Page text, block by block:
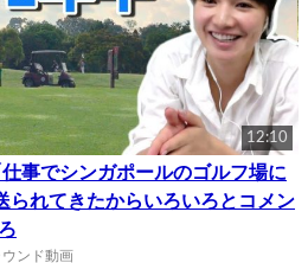
12:10
事でシンガポールのゴルフ場に
られてきたからいろいろとコメン
ンド動画